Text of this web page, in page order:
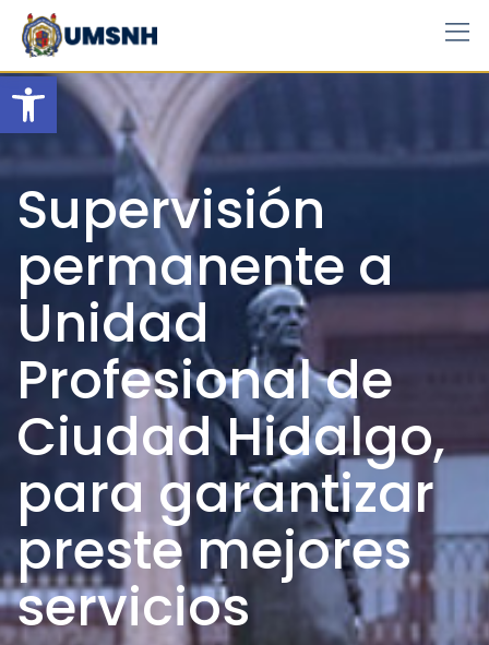
Open toolbar
Skip
content
Supervisión
permanente a
Unidad
Profesional de
Ciudad Hidalgo,
para garantizar
preste mejores
servicios